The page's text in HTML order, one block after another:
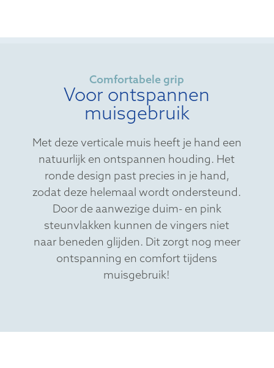
Comfortabele grip
Voor ontspannen
muisgebruik
Met deze verticale muis heeft je hand een
natuurlijk en ontspannen houding. Het
ronde design past precies in je hand,
zodat deze helemaal wordt ondersteund.
Door de aanwezige duim- en pink
steunvlakken kunnen de vingers niet
naar beneden glijden. Dit zorgt nog meer
ontspanning en comfort tijdens
muisgebruik!